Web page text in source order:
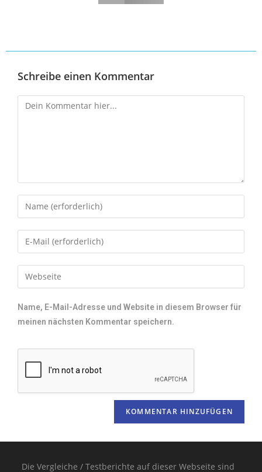
Schreibe einen Kommentar
Name, E-Mail-Adresse und Website in diesem Browser für
meinen nächsten Kommentar speichern.
Die Vergleiche / Testberichte auf dieser Webseite sind